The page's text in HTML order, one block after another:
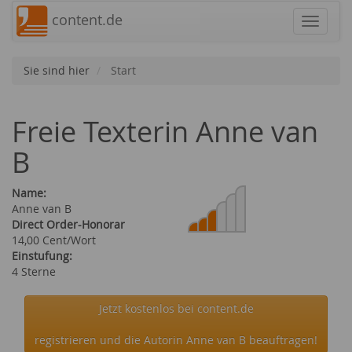
content.de
Sie sind hier Start
Freie Texterin Anne van
B
Name:
Anne van B
Direct Order-Honorar
14,00 Cent/Wort
Einstufung:
4 Sterne
Jetzt kostenlos bei content.de
registrieren und die Autorin Anne van B beauftragen!